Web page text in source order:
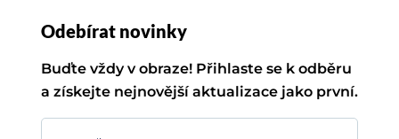
Odebírat novinky
Buďte vždy v obraze! Přihlaste se k odběru
a získejte nejnovější aktualizace jako první.